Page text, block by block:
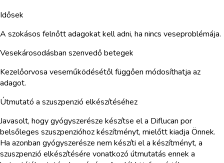
Idősek
A szokásos felnőtt adagokat kell adni, ha nincs veseproblémája.
Vesekárosodásban szenvedő betegek
Kezelőorvosa veseműködésétől függően módosíthatja az
adagot.
Útmutató a szuszpenzió elkészítéséhez
Javasolt, hogy gyógyszerésze készítse el a Diflucan por
belsőleges szuszpenzióhoz készítményt, mielőtt kiadja Önnek.
Ha azonban gyógyszerésze nem készíti el a készítményt, a
szuszpenzió elkészítésére vonatkozó útmutatás ennek a